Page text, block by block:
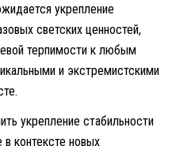
укрепление
светских ценностей,
терпимости к любым
и экстремистскими
укрепление стабильности
в контексте новых